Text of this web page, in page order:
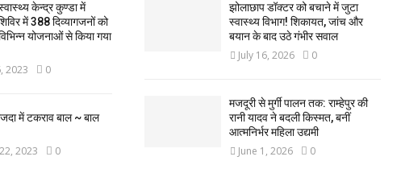
केन्द्र कुण्डा में
में 388 दिव्यागजनों को
योजनाओं से किया गया
2023 0
में टकराव बाल ~ बाल
2023 0
झोलाछाप डॉक्टर को बचाने में जुटा
स्वास्थ्य विभाग! शिकायत, जांच और
बयान के बाद उठे गंभीर सवाल
July 16, 2026 0
मजदूरी से मुर्गी पालन तक: राम्हेपुर की
रानी यादव ने बदली किस्मत, बनीं
आत्मनिर्भर महिला उद्यमी
June 1, 2026 0